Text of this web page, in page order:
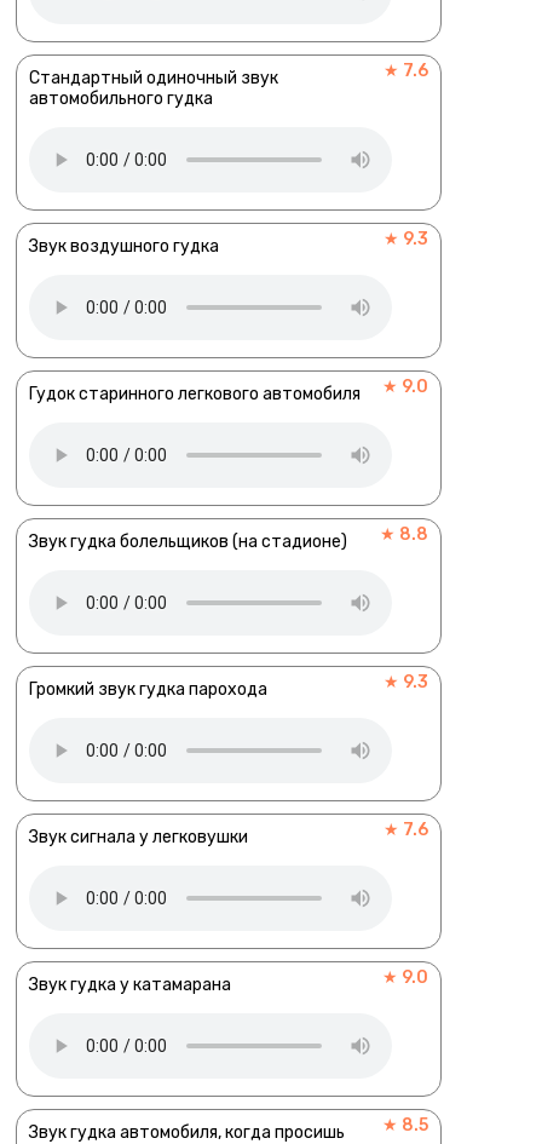
Стандартный одиночный звук
автомобильного гудка
★ 7.6
Звук воздушного гудка ★ 9.3
Гудок старинного легкового автомобиля ★ 9.0
Звук гудка болельщиков (на стадионе) ★ 8.8
Громкий звук гудка парохода ★ 9.3
Звук сигнала у легковушки ★ 7.6
Звук гудка у катамарана ★ 9.0
Звук гудка автомобиля, когда просишь
★ 8.5